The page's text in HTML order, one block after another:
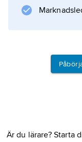
Är du lärare? Starta